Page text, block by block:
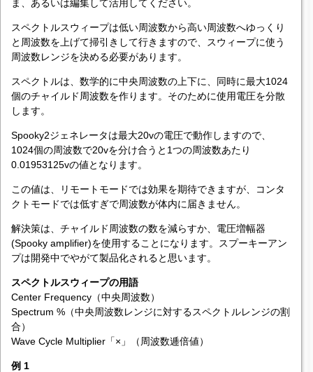
ま、あるいは編集して活用してください。
スペクトルスウィープは低い周波数から高い周波数へゆっくり
と周波数を上げて掃引きして行きますので、スウィープに使う
周波数レンジを決める必要があります。
スペクトルは、数学的に中央周波数の上下に、同時に最大1024
個のチャイルド周波数を作ります。そのために使用電圧を分散
します。
Spooky2ジェネレータは最大20vの電圧で動作しますので、
1024個の周波数で20vを分け合うと1つの周波数あたり
0.01953125vの値となります。
この値は、リモートモードでは効果を期待できますが、コンタ
クトモードでは低すぎで周波数が体内に届きません。
解決策は、チャイルド周波数の数を減らすか、電圧増幅器
(Spooky amplifier)を使用することになります。スプーキーアン
プは開発中でやがて製品化されると思います。
スペクトルスウィープの用語
Center Frequency（中央周波数）
Spectrum %（中央周波数レンジに対するスペクトルレンジの割
合）
Wave Cycle Multiplier「×」（周波数逓倍値）
例 1